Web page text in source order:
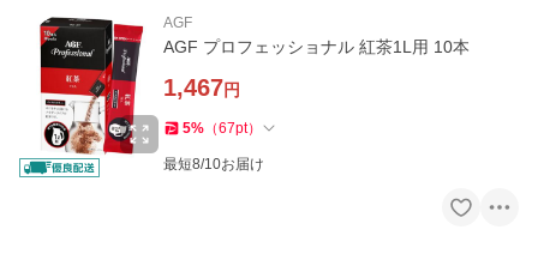
AGF
AGF プロフェッショナル 紅茶1L用 10本
1,467円
5% （67pt）
最短8/10お届け